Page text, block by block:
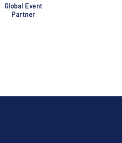
Global Event
Partner